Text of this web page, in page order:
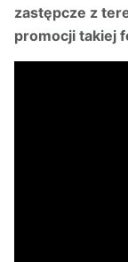
zastępcze z
promocji takiej